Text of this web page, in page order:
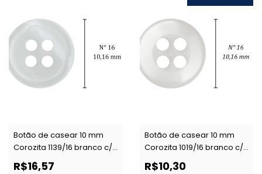
Botão de casear 10 mm
Corozita 1139/16 branco c/
144 un
R$16,57
Botão de casear 10 mm
Corozita 1019/16 branco c/
144 un
R$10,30